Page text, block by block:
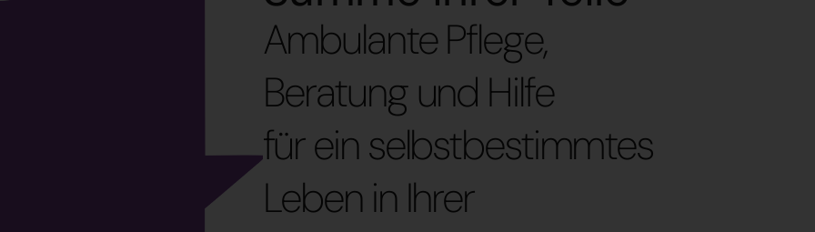
Ambulante Pflege,
Beratung und Hilfe
für ein selbstbestimmtes
Leben in Ihrer